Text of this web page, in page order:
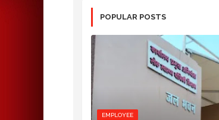
POPULAR POSTS
EMPLOYEE